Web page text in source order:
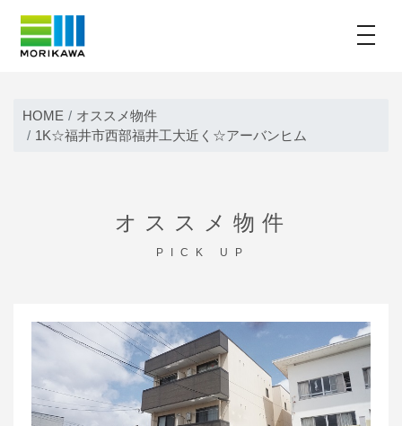
contentHOME
オススメ物件
1K☆福井市西部福井工大近く☆アーバンヒム
オススメ物件
PICK UP